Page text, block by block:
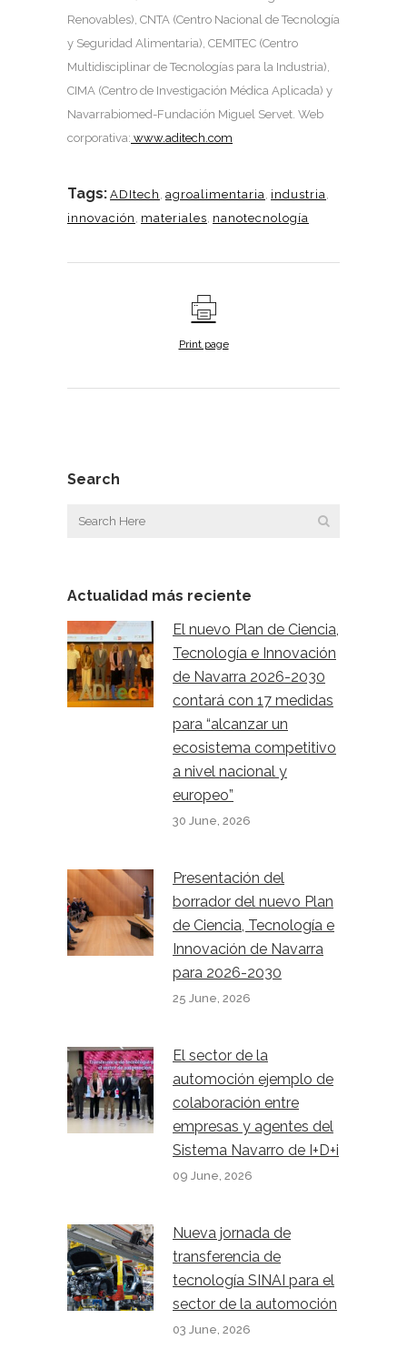
Renovables), CNTA (Centro Nacional de Tecnología
y Seguridad Alimentaria), CEMITEC (Centro
Multidisciplinar de Tecnologías para la Industria),
CIMA (Centro de Investigación Médica Aplicada) y
Navarrabiomed-Fundación Miguel Servet. Web
corporativa: www.aditech.com
Tags: ADItech agroalimentaria industria
innovación materiales nanotecnología
Print page
Search
Actualidad más reciente
El nuevo Plan de Ciencia,
Tecnología e Innovación
de Navarra 2026-2030
contará con 17 medidas
para “alcanzar un
ecosistema competitivo
a nivel nacional y
europeo”
30 June, 2026
Presentación del
borrador del nuevo Plan
de Ciencia, Tecnología e
Innovación de Navarra
para 2026-2030
25 June, 2026
El sector de la
automoción ejemplo de
colaboración entre
empresas y agentes del
Sistema Navarro de I+D+i
09 June, 2026
Nueva jornada de
transferencia de
tecnología SINAI para el
sector de la automoción
03 June, 2026